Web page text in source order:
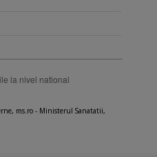
ms.ro - Ministerul Sanatatii,